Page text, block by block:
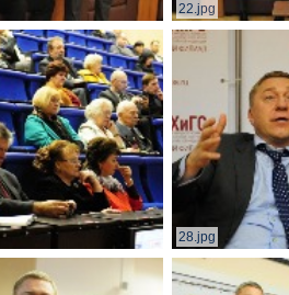
22.jpg
28.jpg